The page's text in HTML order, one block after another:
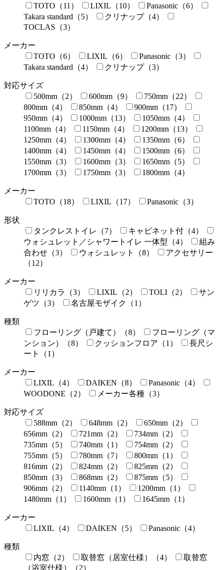
TOTO（11）
LIXIL（10）
Panasonic（6）
Takara standard（5）
クリナップ（4）
TOCLAS（3）
メーカー
TOTO（6）
LIXIL（6）
Panasonic（3）
Takara standard（4）
クリナップ（3）
対応サイズ
500mm（2）
600mm（9）
750mm（22）
800mm（4）
850mm（4）
900mm（17）
950mm（4）
1000mm（13）
1050mm（4）
1100mm（4）
1150mm（4）
1200mm（13）
1250mm（4）
1300mm（4）
1350mm（6）
1400mm（4）
1450mm（4）
1500mm（6）
1550mm（3）
1600mm（3）
1650mm（5）
1700mm（3）
1750mm（3） 1800mm（4）
メーカー
TOTO（18）
LIXIL（17） Panasonic（3）
形状
タンクレストイレ（7）
キャビネット付（4）
ウォシュレット／シャワートイレ 一体型（4）
組み
合わせ（3）
ウォシュレット（8）
アクセサリー
（12）
メーカー
リリカラ（3）
LIXIL（2） TOLI（2）
サン
ゲツ（3）
名古屋モザイク（1）
種類
フローリング（戸建て）（8）
フローリング（マ
ンション）（8）
クッションフロア（1）
長尺シ
ート（1）
メーカー
LIXIL（4）
DAIKEN（8）
Panasonic（4）
WOODONE（2）
メーカー各種（3）
対応サイズ
588mm（2）
648mm（2）
650mm（2）
656mm（2）
721mm（2）
734mm（2）
735mm（5）
740mm（1）
754mm（2）
755mm（5）
780mm（7）
800mm（1）
816mm（2）
824mm（2）
825mm（2）
850mm（3）
868mm（2）
875mm（5）
906mm（2）
1140mm（1）
1200mm（1）
1480mm（1）
1600mm（1） 1645mm（1）
メーカー
LIXIL（4）
DAIKEN（5） Panasonic（4）
種類
内窓（2）
取替窓（居室仕様）（4）
取替窓
（浴室仕様）（2）